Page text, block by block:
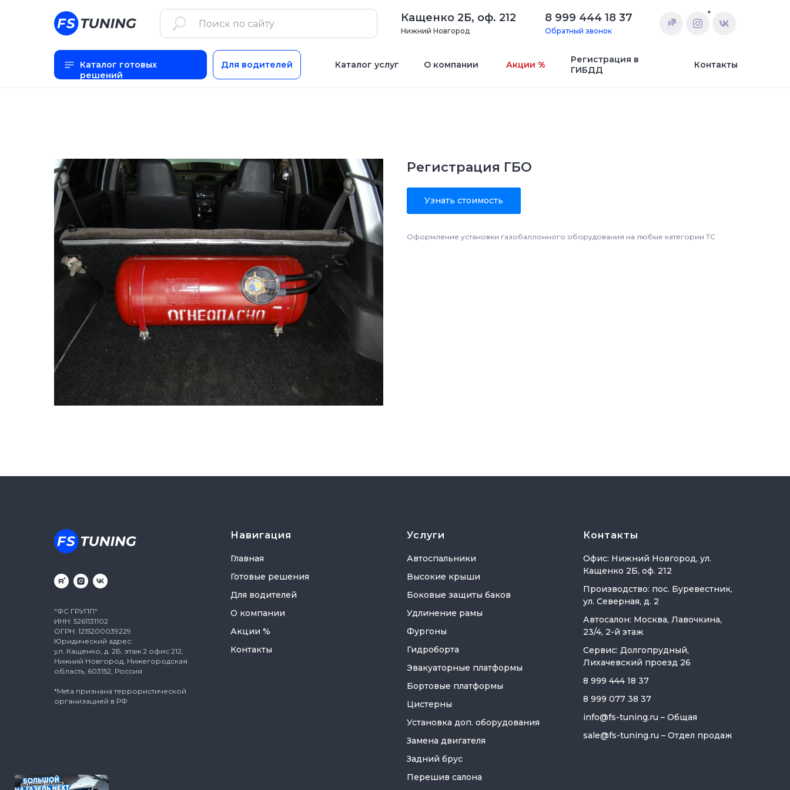
Кащенко 2Б, оф. 212
Нижний Новгород
*
8 999 444 18 37
Обратный звонок
Каталог готовых
решений
Для водителей Каталог услуг О компании Акции %
Регистрация в
ГИБДД
Контакты
Регистрация ГБО
Узнать стоимость
Оформление установки газобаллонного оборудования на любые категории ТС
"ФС ГРУПП"
ИНН: 5261131102
ОГРН: 1215200039229
Юридический адрес:
ул. Кащенко, д. 2Б, этаж 2 офис 212,
Нижний Новгород, Нижегородская
область, 603152, Россия
*Meta признана террористической
организацией в РФ
Навигация
Главная
Готовые решения
Для водителей
О компании
Акции %
Контакты
Услуги
Автоспальники
Высокие крыши
Боковые защиты баков
Удлинение рамы
Фургоны
Гидроборта
Эвакуаторные платформы
Бортовые платформы
Цистерны
Установка доп. оборудования
Замена двигателя
Задний брус
Перешив салона
Контакты
Офис: Нижний Новгород, ул.
Кащенко 2Б, оф. 212
Производство: пос. Буревестник,
ул. Северная, д. 2
Автосалон: Москва, Лавочкина,
23/4, 2-й этаж
Сервис: Долгопрудный,
Лихачевский проезд 26
8 999 444 18 37
8 999 077 38 37
info@fs-tuning.ru – Общая
sale@fs-tuning.ru – Отдел продаж